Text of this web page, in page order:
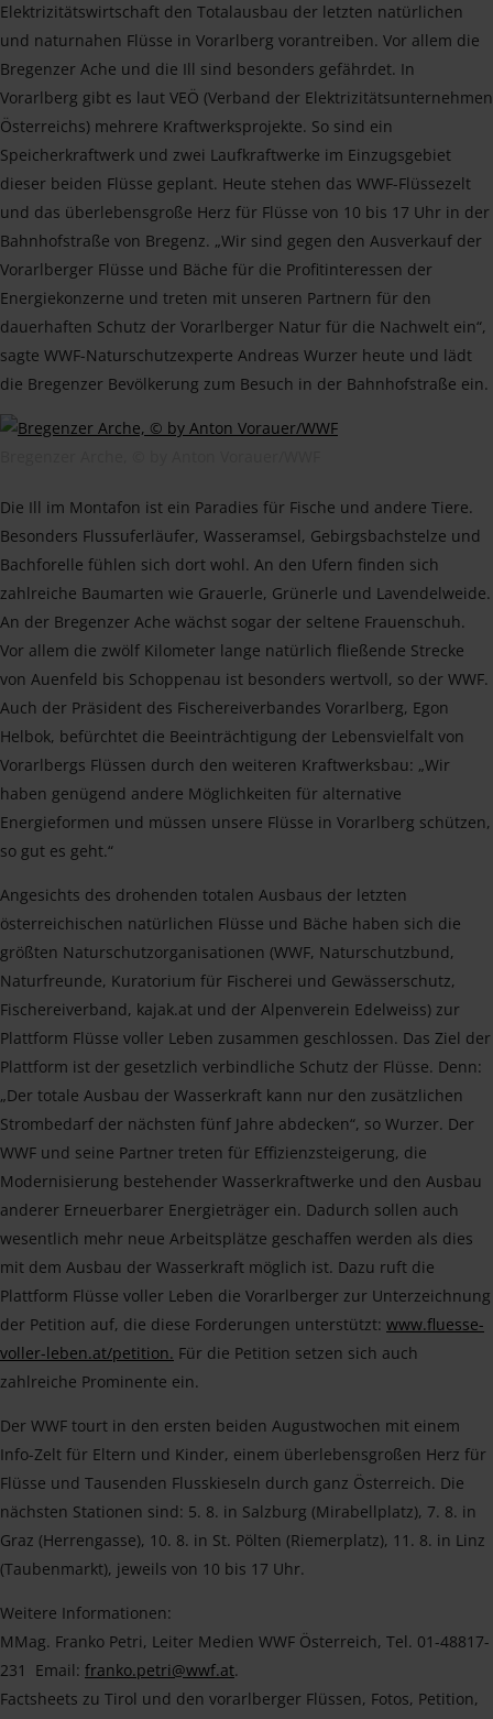
Elektrizitätswirtschaft den Totalausbau der letzten natürlichen
und naturnahen Flüsse in Vorarlberg vorantreiben. Vor allem die
Bregenzer Ache und die Ill sind besonders gefährdet. In
Vorarlberg gibt es laut VEÖ (Verband der Elektrizitätsunternehmen
Österreichs) mehrere Kraftwerksprojekte. So sind ein
Speicherkraftwerk und zwei Laufkraftwerke im Einzugsgebiet
dieser beiden Flüsse geplant. Heute stehen das WWF-Flüssezelt
und das überlebensgroße Herz für Flüsse von 10 bis 17 Uhr in der
Bahnhofstraße von Bregenz. „Wir sind gegen den Ausverkauf der
Vorarlberger Flüsse und Bäche für die Profitinteressen der
Energiekonzerne und treten mit unseren Partnern für den
dauerhaften Schutz der Vorarlberger Natur für die Nachwelt ein“,
sagte WWF-Naturschutzexperte Andreas Wurzer heute und lädt
die Bregenzer Bevölkerung zum Besuch in der Bahnhofstraße ein.
Die Ill im Montafon ist ein Paradies für Fische und andere Tiere.
Besonders Flussuferläufer, Wasseramsel, Gebirgsbachstelze und
Bachforelle fühlen sich dort wohl. An den Ufern finden sich
zahlreiche Baumarten wie Grauerle, Grünerle und Lavendelweide.
An der Bregenzer Ache wächst sogar der seltene Frauenschuh.
Vor allem die zwölf Kilometer lange natürlich fließende Strecke
von Auenfeld bis Schoppenau ist besonders wertvoll, so der WWF.
Auch der Präsident des Fischereiverbandes Vorarlberg, Egon
Helbok, befürchtet die Beeinträchtigung der Lebensvielfalt von
Vorarlbergs Flüssen durch den weiteren Kraftwerksbau: „Wir
haben genügend andere Möglichkeiten für alternative
Energieformen und müssen unsere Flüsse in Vorarlberg schützen,
so gut es geht.“
Angesichts des drohenden totalen Ausbaus der letzten
österreichischen natürlichen Flüsse und Bäche haben sich die
größten Naturschutzorganisationen (WWF, Naturschutzbund,
Naturfreunde, Kuratorium für Fischerei und Gewässerschutz,
Fischereiverband, kajak.at und der Alpenverein Edelweiss) zur
Plattform Flüsse voller Leben zusammen geschlossen. Das Ziel der
Plattform ist der gesetzlich verbindliche Schutz der Flüsse. Denn:
„Der totale Ausbau der Wasserkraft kann nur den zusätzlichen
Strombedarf der nächsten fünf Jahre abdecken“, so Wurzer. Der
WWF und seine Partner treten für Effizienzsteigerung, die
Modernisierung bestehender Wasserkraftwerke und den Ausbau
anderer Erneuerbarer Energieträger ein. Dadurch sollen auch
wesentlich mehr neue Arbeitsplätze geschaffen werden als dies
mit dem Ausbau der Wasserkraft möglich ist. Dazu ruft die
Plattform Flüsse voller Leben die Vorarlberger zur Unterzeichnung
der Petition auf, die diese Forderungen unterstützt: www.fluesse-
voller-leben.at/petition. Für die Petition setzen sich auch
zahlreiche Prominente ein.
Der WWF tourt in den ersten beiden Augustwochen mit einem
Info-Zelt für Eltern und Kinder, einem überlebensgroßen Herz für
Flüsse und Tausenden Flusskieseln durch ganz Österreich. Die
nächsten Stationen sind: 5. 8. in Salzburg (Mirabellplatz), 7. 8. in
Graz (Herrengasse), 10. 8. in St. Pölten (Riemerplatz), 11. 8. in Linz
(Taubenmarkt), jeweils von 10 bis 17 Uhr.
Weitere Informationen:
MMag. Franko Petri, Leiter Medien WWF Österreich, Tel. 01-48817-
231 Email: franko.petri@wwf.at.
Factsheets zu Tirol und den vorarlberger Flüssen, Fotos, Petition,